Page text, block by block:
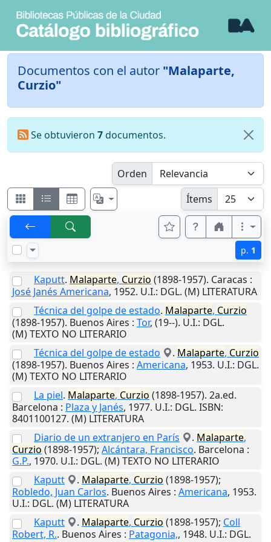
Documentos con el autor "Malaparte,
Curzio"
Se obtuvieron 7documentos.
Orden
Ítems
p. 1
Kaputt. Malaparte, Curzio (1898-1957). Caracas :
José Janés Americana, 1952. U.I.: DGL. (M) LITERATURA
Técnica del golpe de estado. Malaparte, Curzio
(1898-1957). Buenos Aires : Tor, (19--). U.I.: DGL.
(M) TEXTO NO LITERARIO
Técnica del golpe de estado
. Malaparte, Curzio
(1898-1957). Buenos Aires : Americana, 1953. U.I.: DGL.
(M) TEXTO NO LITERARIO
La piel. Malaparte, Curzio (1898-1957). 2a.ed.
Barcelona : Plaza y Janés, 1977. U.I.: DGL. ISBN:
8401100127. (M) LITERATURA
Diario de un extranjero en París
. Malaparte,
Curzio (1898-1957); Alcántara, Francisco. Barcelona :
G.P., 1970. U.I.: DGL. (M) TEXTO NO LITERARIO
Kaputt
. Malaparte, Curzio (1898-1957);
Robledo, Juan Carlos. Buenos Aires : Americana, 1953.
U.I.: DGL. (M) LITERATURA
Kaputt
. Malaparte, Curzio (1898-1957); Coll
Robert, R.. Buenos Aires : Patagonia,, 1948. U.I.: DGL.